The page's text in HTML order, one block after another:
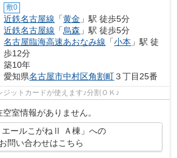
敷0
近鉄名古屋線 「黄金 」駅 徒歩5分
近鉄名古屋線 「烏森 」駅 徒歩5分
名古屋臨海高速あおなみ線 「小本 」駅 徒
歩12分
築10年
愛知県名古屋市中村区角割町３丁目25番
ットカードが使えます♪分割ＯＫ♪
空室情報がありません。
エールこがねⅡ Ａ棟」への
お問い合わせはこちら